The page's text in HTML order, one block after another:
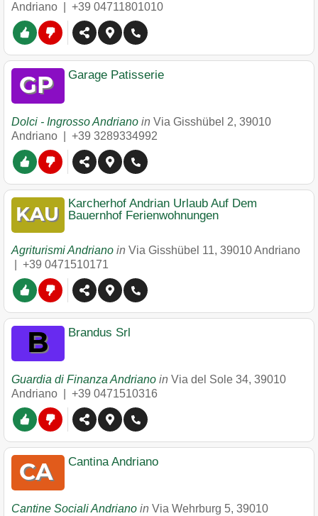
Andriano
+39 04711801010
Garage Patisserie
Dolci - Ingrosso Andriano in Via Gisshübel 2, 39010
Andriano
+39 3289334992
Karcherhof Andrian Urlaub Auf Dem
Bauernhof Ferienwohnungen
Agriturismi Andriano in Via Gisshübel 11, 39010Andriano
+39 0471510171
Brandus Srl
Guardia di Finanza Andriano in Via del Sole 34, 39010
Andriano
+39 0471510316
Cantina Andriano
Cantine Sociali Andriano in Via Wehrburg 5, 39010